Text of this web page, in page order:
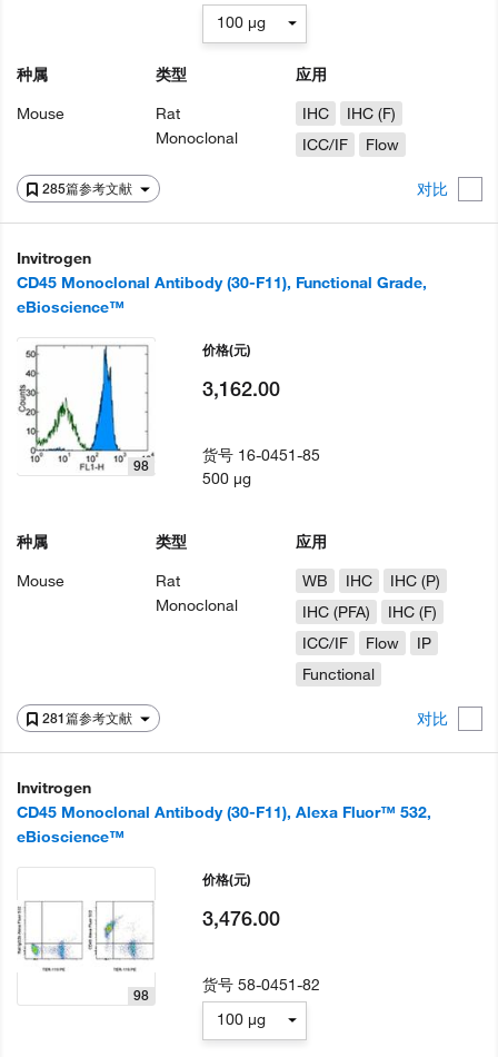
285篇参考文献 对比
种属
Mouse
类型
Rat
Monoclonal
应用
IHC
IHC (F)
ICC/IF
Flow
100 µg
Invitrogen
CD45 Monoclonal Antibody (30-F11), Functional Grade,
eBioscience™
281篇参考文献 对比
98
种属
Mouse
类型
Rat
Monoclonal
应用
WB
IHC
IHC (P)
IHC (PFA)
IHC (F)
ICC/IF
Flow
IP
Functional
价格(元)
3,162.00
货号 16-0451-85
500 µg
Invitrogen
CD45 Monoclonal Antibody (30-F11), Alexa Fluor™ 532,
eBioscience™
98
价格(元)
3,476.00
货号58-0451-82
100 µg